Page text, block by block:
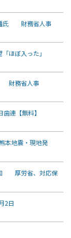
幡氏 財務省人事
ほぼ入った」
財務省人事
連【無料】
本地震・現地発
知 厚労省、対応保
2日